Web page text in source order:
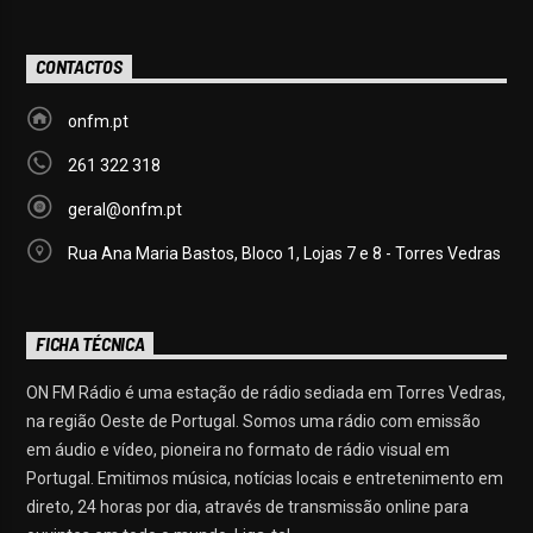
CONTACTOS
onfm.pt
261 322 318
geral@onfm.pt
Rua Ana Maria Bastos, Bloco 1, Lojas 7 e 8 - Torres Vedras
FICHA TÉCNICA
ON FM Rádio é uma estação de rádio sediada em Torres Vedras,
na região Oeste de Portugal. Somos uma rádio com emissão
em áudio e vídeo, pioneira no formato de rádio visual em
Portugal. Emitimos música, notícias locais e entretenimento em
direto, 24 horas por dia, através de transmissão online para